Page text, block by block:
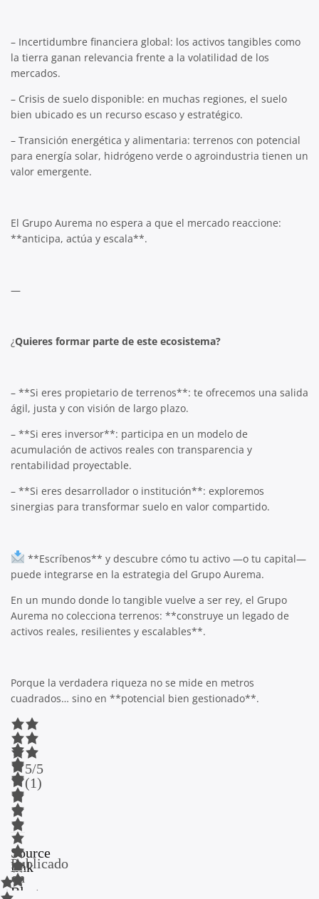
– Incertidumbre financiera global: los activos tangibles como
la tierra ganan relevancia frente a la volatilidad de los
mercados.
– Crisis de suelo disponible: en muchas regiones, el suelo
bien ubicado es un recurso escaso y estratégico.
– Transición energética y alimentaria: terrenos con potencial
para energía solar, hidrógeno verde o agroindustria tienen un
valor emergente.
El Grupo Aurema no espera a que el mercado reaccione:
**anticipa, actúa y escala**.
—
¿Quieres formar parte de este ecosistema?
– **Si eres propietario de terrenos**: te ofrecemos una salida
ágil, justa y con visión de largo plazo.
– **Si eres inversor**: participa en un modelo de
acumulación de activos reales con transparencia y
rentabilidad proyectable.
– **Si eres desarrollador o institución**: exploremos
sinergias para transformar suelo en valor compartido.
**Escríbenos** y descubre cómo tu activo —o tu capital—
puede integrarse en la estrategia del Grupo Aurema.
En un mundo donde lo tangible vuelve a ser rey, el Grupo
Aurema no colecciona terrenos: **construye un legado de
activos reales, resilientes y escalables**.
Porque la verdadera riqueza no se mide en metros
cuadrados… sino en **potencial bien gestionado**.
5/5
(1)
Source
link
Publicado
en
BlogMás